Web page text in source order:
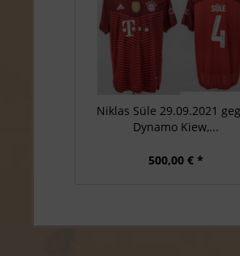
Niklas Süle 29.09.2021
Dynamo Kiew,...
500,00 € *